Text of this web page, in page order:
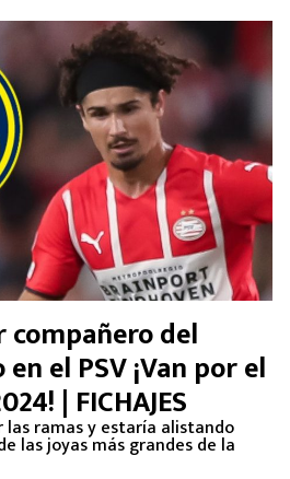
del
el PSV ¡Van por el
| FICHAJES
las ramas y estaría alistando
las joyas más grandes de la